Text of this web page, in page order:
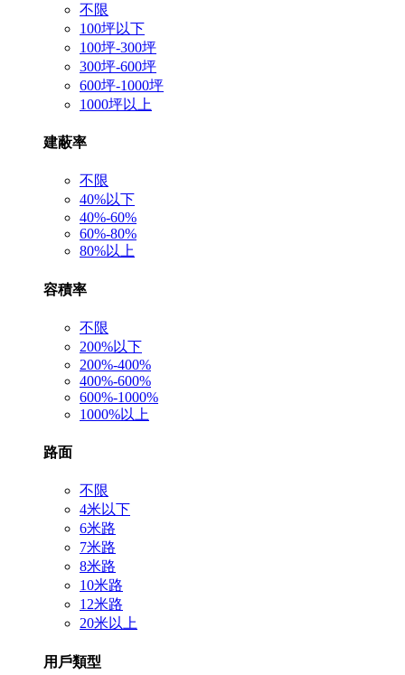
不限
100坪以下
100坪-300坪
300坪-600坪
600坪-1000坪
1000坪以上
建蔽率
不限
40%以下
40%-60%
60%-80%
80%以上
容積率
不限
200%以下
200%-400%
400%-600%
600%-1000%
1000%以上
路面
不限
4米以下
6米路
7米路
8米路
10米路
12米路
20米以上
用戶類型